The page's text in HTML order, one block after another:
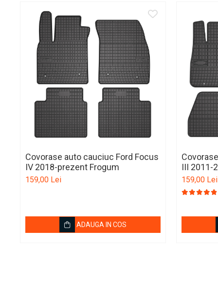
Cotiere Auto
Folie Geamuri
Huse Volan Auto
Huse Volan cu Ac si Ata
Huse Volan din Piele Ecologica
Huse Volan din Piele Ecologica cu
Huse Volan Piele Naturala
Huse Volan Silicon
Nuca Volan
Odorizante Auto
Oglinda Retrovizoare
Ornamente Auto
Ornamente Protectie Portiera
Ornamente Schimbator Viteza
Covorase auto cauciuc Ford Focus
IV 2018-prezent Frogum
159,00 Lei
ADAUGA IN COS
III 2011-
159,00 Lei